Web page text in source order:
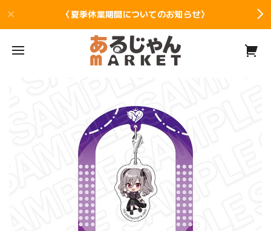
〈夏季休業期間についてのお知らせ〉